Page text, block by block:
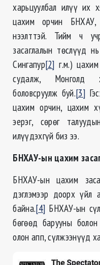
харьцуулбал илүү их
цахим орчин БНХАУ,
нээлттэй. Тийм ч
засаглалын төслүүд
Сингапур[2] г.м.)
судалж, Монголд
боловсруулж буй.[3]
цахим орчин, цахим
эерэг, сөрөг
илүүдэхгүй биз ээ.
БНХАУ-ын цахим
БНХАУ-ын цахим
дэглэмээр доорх үйл
байна.[4] БНХАУ-ын
бөгөөд барууны
олон апп, сүлжээнүүд